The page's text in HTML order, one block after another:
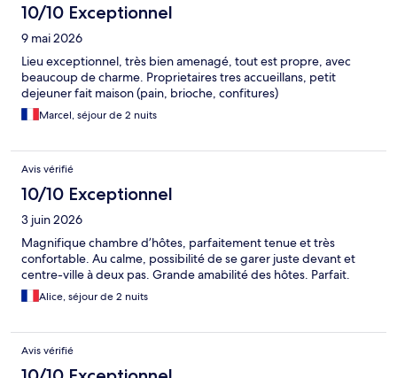
10/10 Exceptionnel
9 mai 2026
Lieu exceptionnel, très bien amenagé, tout est propre, avec
beaucoup de charme. Proprietaires tres accueillans, petit
dejeuner fait maison (pain, brioche, confitures)
Marcel, séjour de 2 nuits
Avis vérifié
10/10 Exceptionnel
3 juin 2026
Magnifique chambre d’hôtes, parfaitement tenue et très
confortable. Au calme, possibilité de se garer juste devant et
centre-ville à deux pas. Grande amabilité des hôtes. Parfait.
Alice, séjour de 2 nuits
Avis vérifié